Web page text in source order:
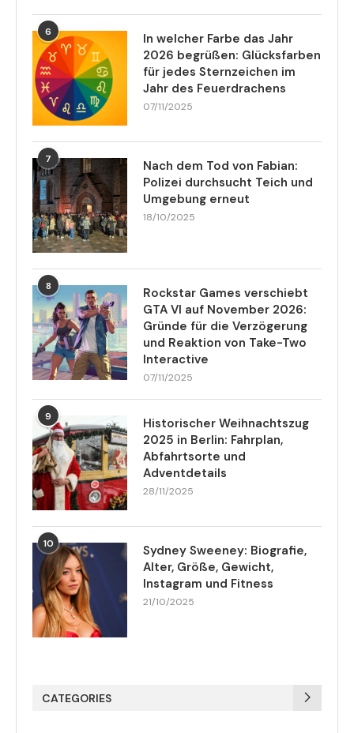
6
In welcher Farbe das Jahr
2026 begrüßen: Glücksfarben
für jedes Sternzeichen im
Jahr des Feuerdrachens
07/11/2025
7
Nach dem Tod von Fabian:
Polizei durchsucht Teich und
Umgebung erneut
18/10/2025
8
Rockstar Games verschiebt
GTA VI auf November 2026:
Gründe für die Verzögerung
und Reaktion von Take-Two
Interactive
07/11/2025
9
Historischer Weihnachtszug
2025 in Berlin: Fahrplan,
Abfahrtsorte und
Adventdetails
28/11/2025
10
Sydney Sweeney: Biografie,
Alter, Größe, Gewicht,
Instagram und Fitness
21/10/2025
CATEGORIES